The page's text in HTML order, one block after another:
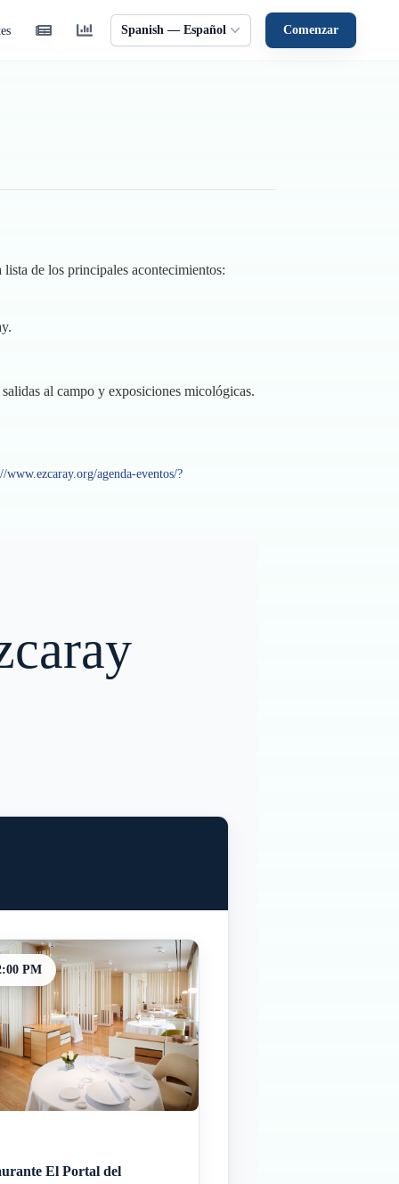
Spanish — Español Comenzar
de los principales acontecimientos:
al campo y exposiciones micológicas.
www.ezcaray.org/agenda-eventos/?
PM
El Portal del